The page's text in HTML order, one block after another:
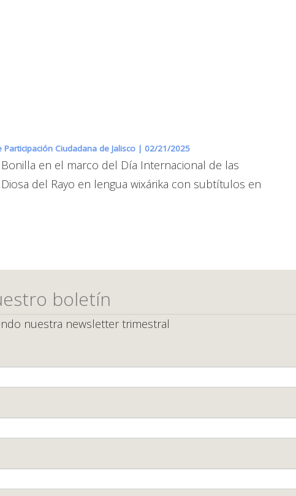
Ciudadana de Jalisco | 02/21/2025
en el marco del Día Internacional de las
del Rayo en lengua wixárika con subtítulos en
boletín
nuestra newsletter trimestral